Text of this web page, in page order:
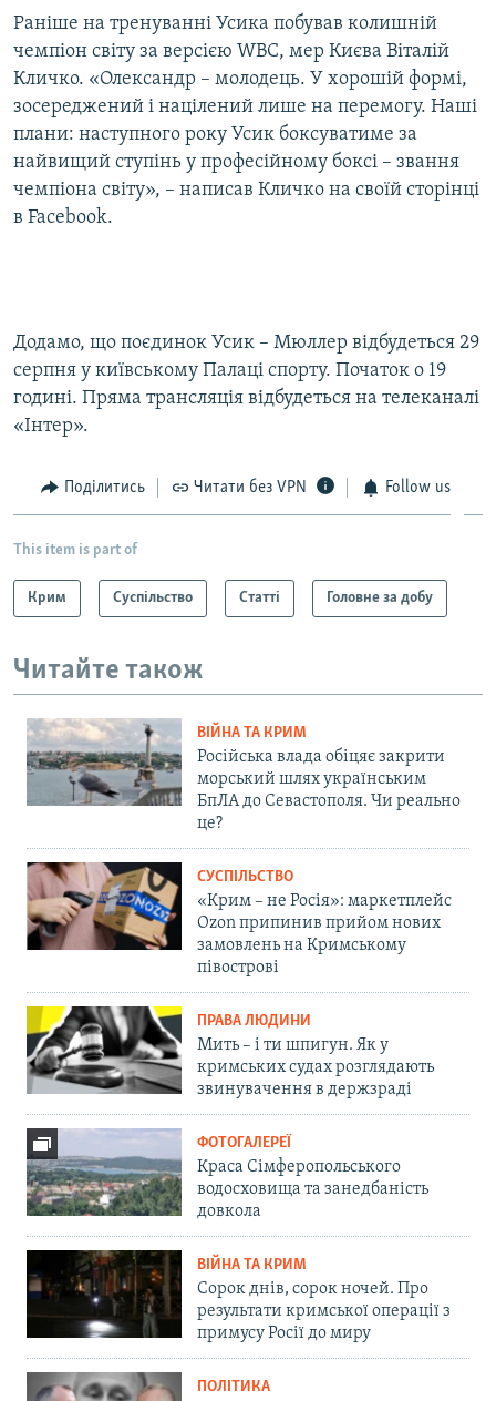
Раніше на тренуванні Усика побував колишній
чемпіон світу за версією WBC, мер Києва Віталій
Кличко. «Олександр – молодець. У хорошій формі,
зосереджений і націлений лише на перемогу. Наші
плани: наступного року Усик боксуватиме за
найвищий ступінь у професійному боксі – звання
чемпіона світу», – написав Кличко на своїй сторінці
в Facebook.
Додамо, що поєдинок Усик – Мюллер відбудеться 29
серпня у київському Палаці спорту. Початок о 19
годині. Пряма трансляція відбудеться на телеканалі
«Інтер».
Поділитись Читати без VPN Follow us
This item is part of
Крим Суспільство Статті Головне за добу
Читайте також
ВІЙНА ТА КРИМ
Російська влада обіцяє закрити
морський шлях українським
БпЛА до Севастополя. Чи реально
це?
СУСПІЛЬСТВО
«Крим – не Росія»: маркетплейс
Ozon припинив прийом нових
замовлень на Кримському
півострові
ПРАВА ЛЮДИНИ
Мить – і ти шпигун. Як у
кримських судах розглядають
звинувачення в держзраді
ФОТОГАЛЕРЕЇ
Краса Сімферопольського
водосховища та занедбаність
довкола
ВІЙНА ТА КРИМ
Сорок днів, сорок ночей. Про
результати кримської операції з
примусу Росії до миру
ПОЛІТИКА